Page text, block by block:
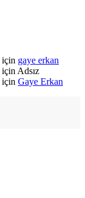
için gaye erkan
için Adsız
için Gaye Erkan